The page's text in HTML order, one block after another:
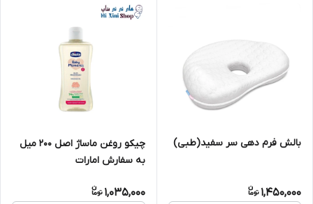
بالش فرم دهی سر سفید(طبی)
1,450,000
چیکو روغن ماساژ اصل 200 میل
به سفارش امارات
1,035,000